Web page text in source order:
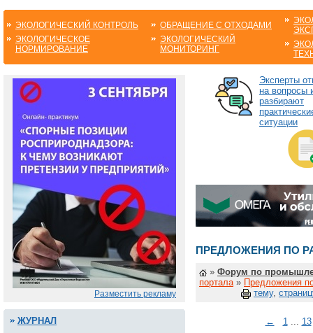
ЭКОЛОГИЧЕСКИЙ КОНТРОЛЬ
ЭКОЛОГИЧЕСКОЕ
НОРМИРОВАНИЕ
ОБРАЩЕНИЕ С ОТХОДАМИ
ЭКОЛОГИЧЕСКИЙ
МОНИТОРИНГ
Разместить рекламу
ЖУРНАЛ
Эксперты
на вопросы
разбирают
ситуации
ПРЕДЛОЖЕНИЯ ПО
» Форум по
портала » Предложения
тему,
← 1... 13